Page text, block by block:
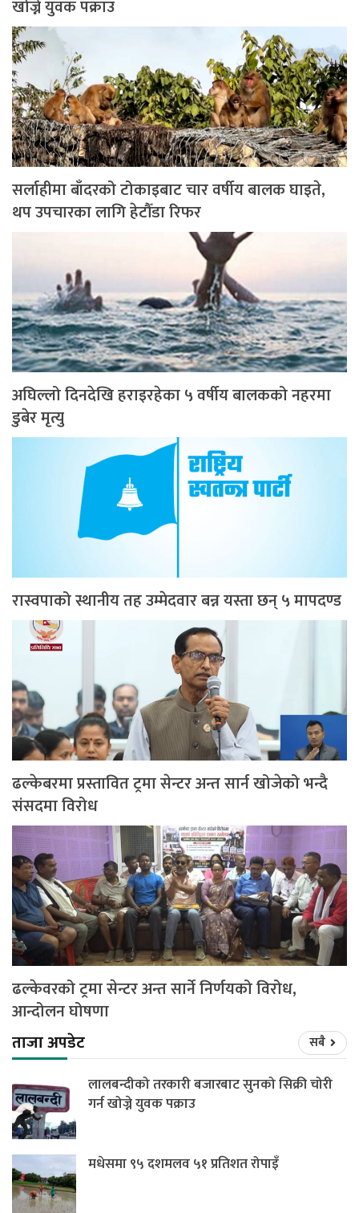
खोज्ने युवक पक्राउ
सर्लाहीमा बाँदरको टोकाइबाट चार वर्षीय बालक घाइते,
थप उपचारका लागि हेटौँडा रिफर
अघिल्लो दिनदेखि हराइरहेका ५ वर्षीय बालकको नहरमा
डुबेर मृत्यु
रास्वपाको स्थानीय तह उम्मेदवार बन्न यस्ता छन् ५ मापदण्ड
ढल्केबरमा प्रस्तावित ट्रमा सेन्टर अन्त सार्न खोजेको भन्दै
संसदमा विरोध
ढल्केवरको ट्रमा सेन्टर अन्त सार्ने निर्णयको विरोध,
आन्दोलन घोषणा
ताजा अपडेट
सबै
लालबन्दीको तरकारी बजारबाट सुनको सिक्री चोरी
गर्न खोज्ने युवक पक्राउ
मधेसमा ९५ दशमलव ५१ प्रतिशत रोपाइँ